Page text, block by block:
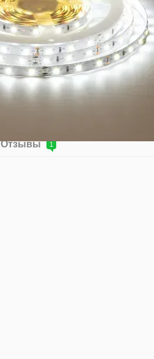
Отзывы 1